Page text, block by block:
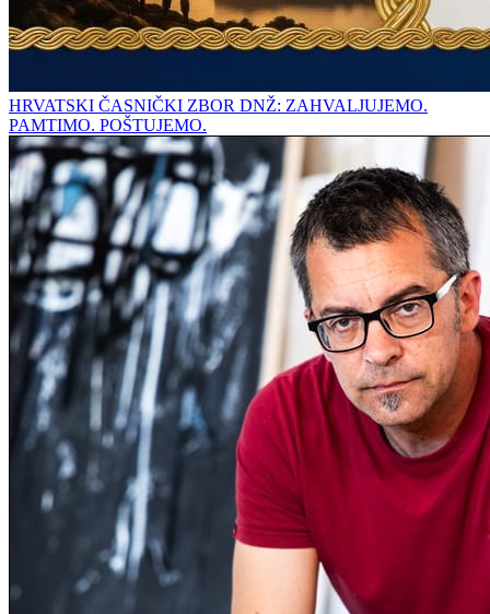
HRVATSKI ČASNIČKI ZBOR DNŽ: ZAHVALJUJEMO.
PAMTIMO. POŠTUJEMO.